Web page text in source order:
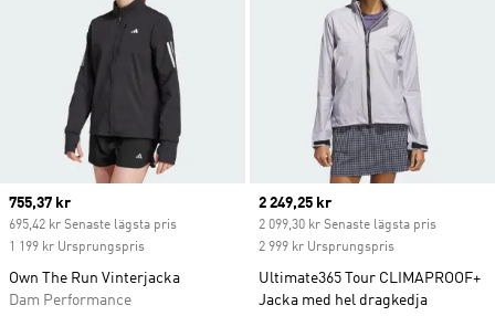
Current price
755,37 kr
695,42 kr Senaste lägsta pris
1 199 kr Ursprungspris
Own The Run Vinterjacka
Dam Performance
Current price
2 249,25 kr
2 099,30 kr Senaste lägsta pris
2 999 kr Ursprungspris
Ultimate365 Tour CLIMAPROOF+
Jacka med hel dragkedja